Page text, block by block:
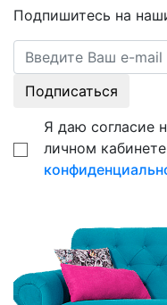
Подпишитесь на
Подписаться
Я даю согласие
личном